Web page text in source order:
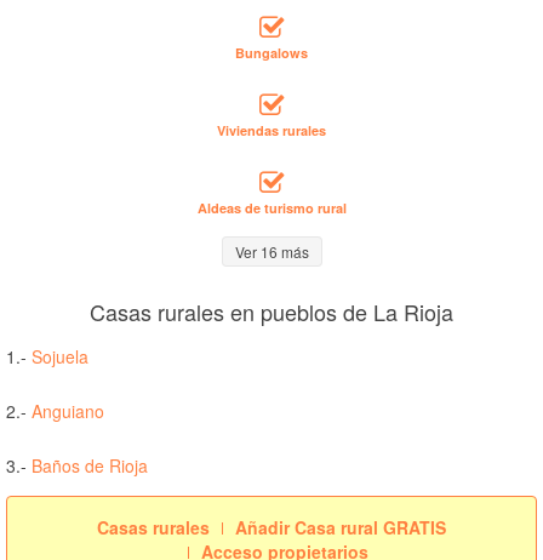
Bungalows
Viviendas rurales
Aldeas de turismo rural
Ver 16 más
Casas rurales en pueblos de La Rioja
1.- Sojuela
2.- Anguiano
3.- Baños de Rioja
Casas rurales
Añadir Casa rural GRATIS
Acceso propietarios